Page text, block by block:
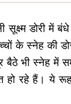
डोरी में
के स्नेह की
बैठे भी स्नेह में
रहे हैं। ये